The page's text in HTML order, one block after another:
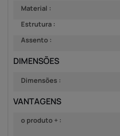
Material :
Estrutura :
Assento :
DIMENSÕES
Dimensões :
VANTAGENS
o produto + :